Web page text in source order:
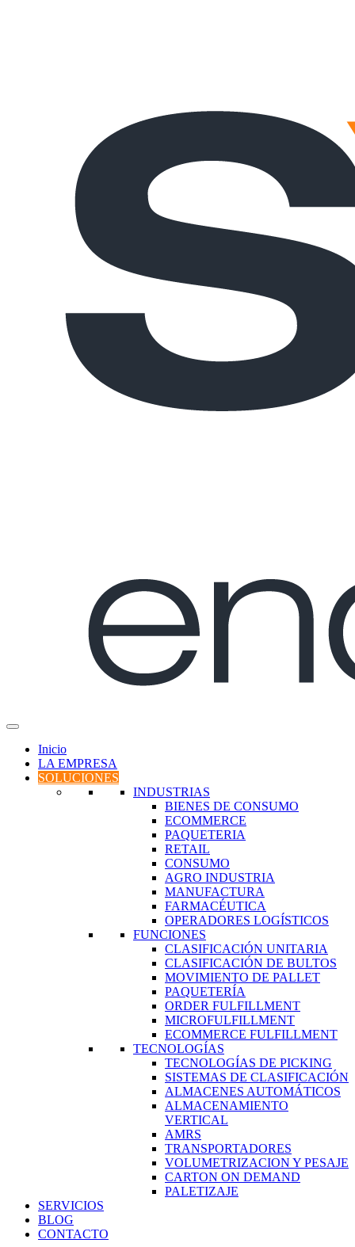
Inicio
LA EMPRESA
SOLUCIONES
INDUSTRIAS
BIENES DE CONSUMO
ECOMMERCE
PAQUETERIA
RETAIL
CONSUMO
AGRO INDUSTRIA
MANUFACTURA
FARMACÉUTICA
OPERADORES LOGÍSTICOS
FUNCIONES
CLASIFICACIÓN UNITARIA
CLASIFICACIÓN DE BULTOS
MOVIMIENTO DE PALLET
PAQUETERÍA
ORDER FULFILLMENT
MICROFULFILLMENT
ECOMMERCE FULFILLMENT
TECNOLOGÍAS
TECNOLOGÍAS DE PICKING
SISTEMAS DE CLASIFICACIÓN
ALMACENES AUTOMÁTICOS
ALMACENAMIENTO
VERTICAL
AMRS
TRANSPORTADORES
VOLUMETRIZACION Y PESAJE
CARTON ON DEMAND
PALETIZAJE
SERVICIOS
BLOG
CONTACTO